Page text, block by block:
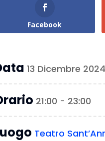
Facebook
13 Dicembre 2024
21:00 - 23:00
Teatro